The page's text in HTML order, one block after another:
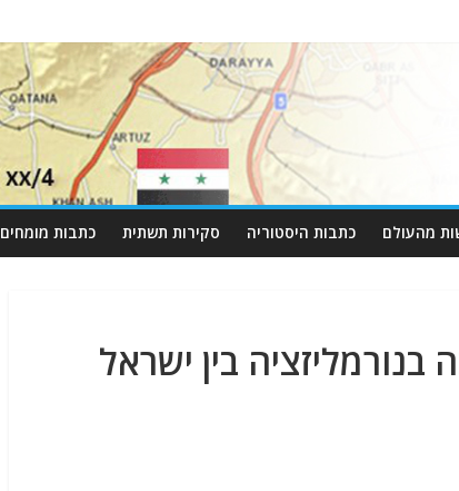
מהעולם כתבות היסטוריה סקירות תשתית כתבות מומחים
בין ישראל